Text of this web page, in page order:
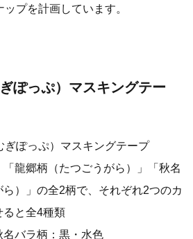
プを計画しています。
ぽっぷ）マスキングテー
ぎぽっぷ）マスキングテープ
龍郷柄（たつごうがら）」「秋名
）」の全2柄で、それぞれ2つのカ
ると全4種類
バラ柄：黒・水色